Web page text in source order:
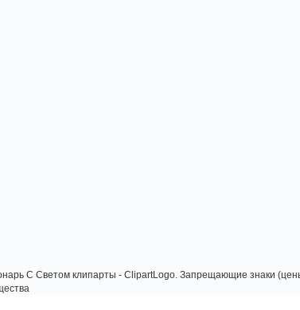
С Светом клипарты - ClipartLogo. Запрещающие знаки